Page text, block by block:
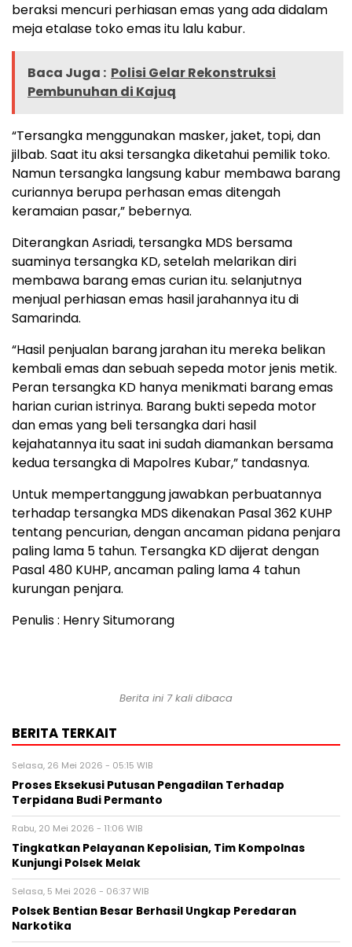
beraksi mencuri perhiasan emas yang ada didalam
meja etalase toko emas itu lalu kabur.
Baca Juga : Polisi Gelar Rekonstruksi
Pembunuhan di Kajuq
“Tersangka menggunakan masker, jaket, topi, dan
jilbab. Saat itu aksi tersangka diketahui pemilik toko.
Namun tersangka langsung kabur membawa barang
curiannya berupa perhasan emas ditengah
keramaian pasar,” bebernya.
Diterangkan Asriadi, tersangka MDS bersama
suaminya tersangka KD, setelah melarikan diri
membawa barang emas curian itu. selanjutnya
menjual perhiasan emas hasil jarahannya itu di
Samarinda.
“Hasil penjualan barang jarahan itu mereka belikan
kembali emas dan sebuah sepeda motor jenis metik.
Peran tersangka KD hanya menikmati barang emas
harian curian istrinya. Barang bukti sepeda motor
dan emas yang beli tersangka dari hasil
kejahatannya itu saat ini sudah diamankan bersama
kedua tersangka di Mapolres Kubar,” tandasnya.
Untuk mempertanggung jawabkan perbuatannya
terhadap tersangka MDS dikenakan Pasal 362 KUHP
tentang pencurian, dengan ancaman pidana penjara
paling lama 5 tahun. Tersangka KD dijerat dengan
Pasal 480 KUHP, ancaman paling lama 4 tahun
kurungan penjara.
Penulis : Henry Situmorang
Berita ini 7 kali dibaca
BERITA TERKAIT
Selasa, 26 Mei 2026 - 05:15 WIB
Proses Eksekusi Putusan Pengadilan Terhadap
Terpidana Budi Permanto
Rabu, 20 Mei 2026 - 11:06 WIB
Tingkatkan Pelayanan Kepolisian, Tim Kompolnas
Kunjungi Polsek Melak
Selasa, 5 Mei 2026 - 06:37 WIB
Polsek Bentian Besar Berhasil Ungkap Peredaran
Narkotika